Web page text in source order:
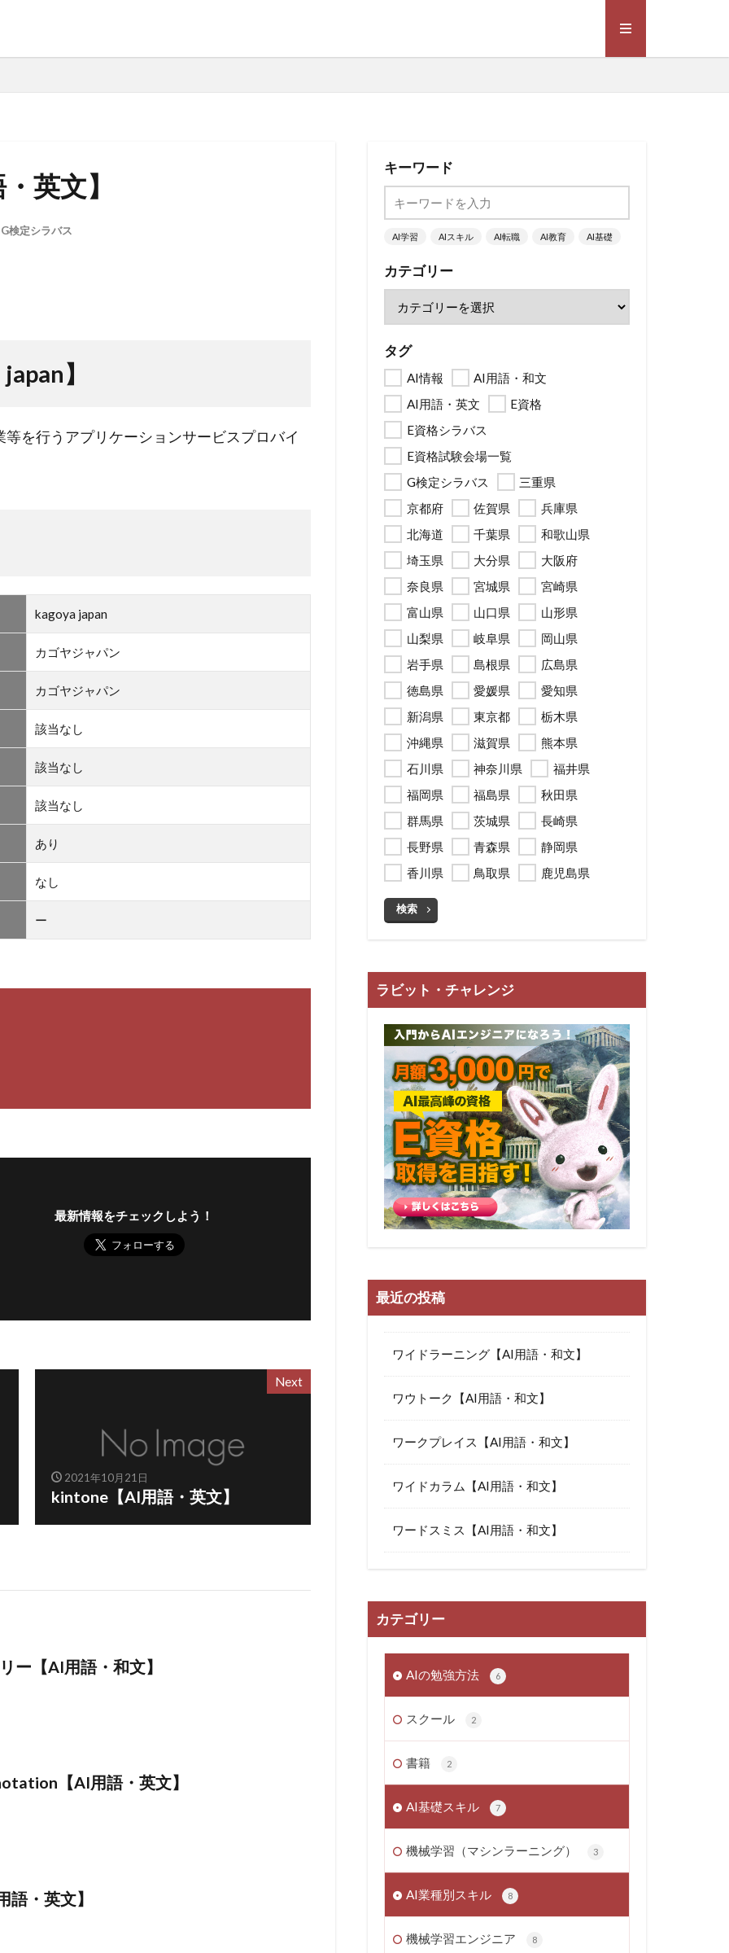
英文】
G検定シラバス
】
を行うアプリケーションサービスプロバイ
kagoya japan
カゴヤジャパン
カゴヤジャパン
該当なし
該当なし
該当なし
あり
なし
ー
最新情報をチェックしよう！
Next
2021年10月21日
kintone【AI用語・英文】
ー【AI用語・和文】
【AI用語・英文】
語・英文】
キーワード
AI学習 AIスキル AI転職 AI教育 AI基礎
カテゴリー
タグ
AI情報
AI用語・和文
AI用語・英文
E資格
E資格シラバス
E資格試験会場一覧
G検定シラバス
三重県
京都府
佐賀県
兵庫県
北海道
千葉県
和歌山県
埼玉県
大分県
大阪府
奈良県
宮城県
宮崎県
富山県
山口県
山形県
山梨県
岐阜県
岡山県
岩手県
島根県
広島県
徳島県
愛媛県
愛知県
新潟県
東京都
栃木県
沖縄県
滋賀県
熊本県
石川県
神奈川県
福井県
福岡県
福島県
秋田県
群馬県
茨城県
長崎県
長野県
青森県
静岡県
香川県
鳥取県 鹿児島県
検索
ラビット・チャレンジ
最近の投稿
ワイドラーニング【AI用語・和文】
ワウトーク【AI用語・和文】
ワークプレイス【AI用語・和文】
ワイドカラム【AI用語・和文】
ワードスミス【AI用語・和文】
カテゴリー
AIの勉強方法 6
スクール 2
書籍 2
AI基礎スキル 7
機械学習（マシンラーニング） 3
AI業種別スキル 8
機械学習エンジニア 8